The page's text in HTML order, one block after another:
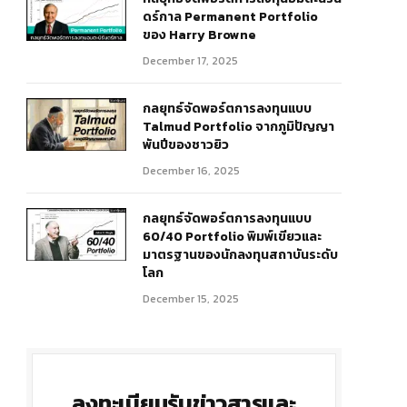
ดร์กาล Permanent Portfolio
ของ Harry Browne
December 17, 2025
กลยุทธ์จัดพอร์ตการลงทุนแบบ
Talmud Portfolio จากภูมิปัญญา
พันปีของชาวยิว
December 16, 2025
กลยุทธ์จัดพอร์ตการลงทุนแบบ
60/40 Portfolio พิมพ์เขียวและ
มาตรฐานของนักลงทุนสถาบันระดับ
โลก
December 15, 2025